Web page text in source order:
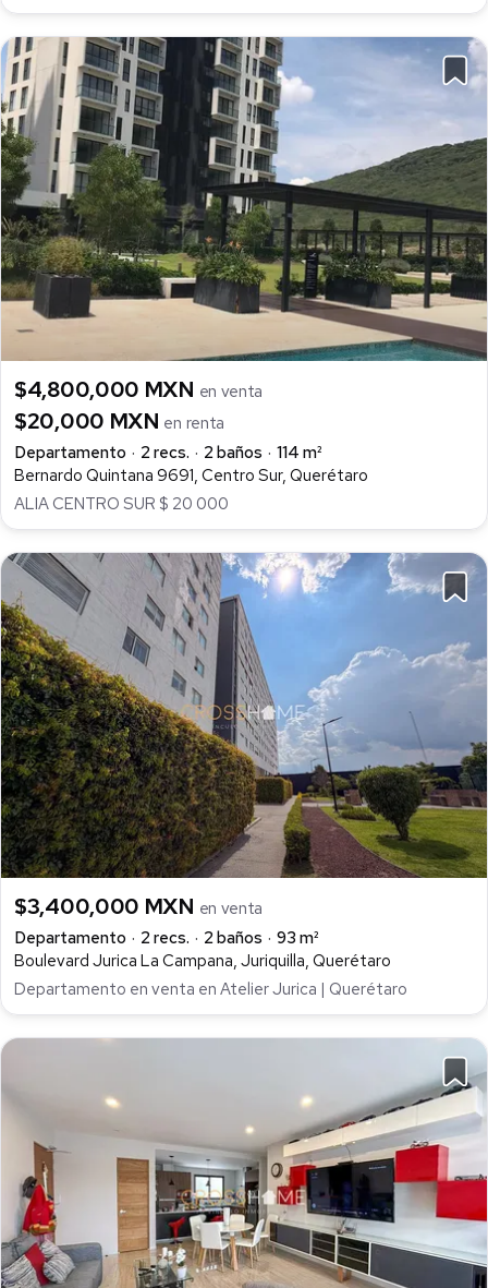
$4,800,000 MXN en venta
$20,000 MXN en renta
Departamento
2 recs. 2 baños
114 m²
Bernardo Quintana 9691, Centro Sur, Querétaro
ALIA CENTRO SUR $ 20 000
$3,400,000 MXN en venta
Departamento
2 recs. 2 baños
93 m²
Boulevard Jurica La Campana, Juriquilla, Querétaro
Departamento en venta en Atelier Jurica | Querétaro